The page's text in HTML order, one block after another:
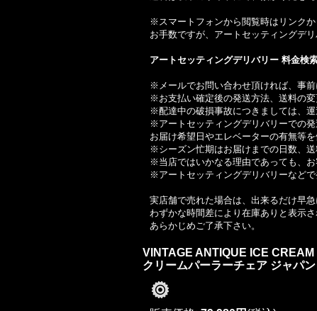
※スマートフォンから閲覧時はリンク
お手数ですが、アートセッティングデ
アートセッティングデリバリー 料金検
※メールでお問い合わせ頂ければ、事
※お支払い確定後の発送方法、送料の変
※配達中の破損事故につきましては、運
※アートセッティングデリバリーでの発
お届け希望日やエレベーターの有無等を
※シーズン忙期はお届けまでの日数、送
※当店ではいかなる理由であっても、
※アートセッティングデリバリーなど
実店舗で売れた場合は、出来るだけ早急
わずかな時間差により在庫ありと表示
あらかじめご了承下さい。
VINTAGE ANTIQUE ICE
クリームパーラーチェア ジャパ